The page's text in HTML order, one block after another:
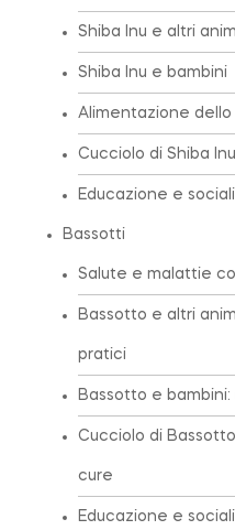
Shiba Inu e altri
Shiba Inu e bambini
Alimentazione dello
Cucciolo di Shiba Inu
Educazione e
Bassotti
Salute e malattie
Bassotto e altri
pratici
Bassotto e
Cucciolo di
cure
Educazione e